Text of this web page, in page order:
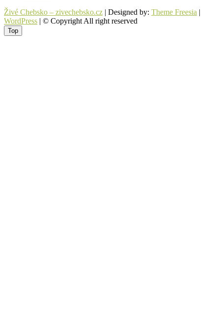
Živé Chebsko – zivechebsko.cz | Designed by: Theme Freesia |
WordPress | © Copyright All right reserved
Top